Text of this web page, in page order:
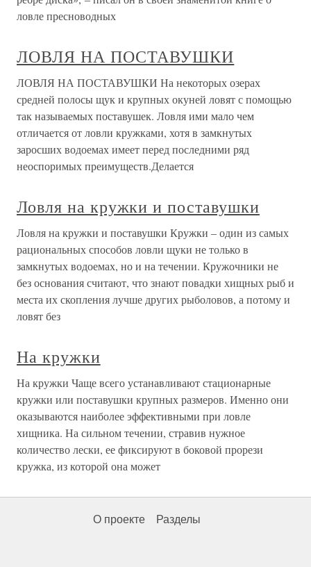
ловле пресноводных
ЛОВЛЯ НА ПОСТАВУШКИ
ЛОВЛЯ НА ПОСТАВУШКИ На некоторых озерах
средней полосы щук и крупных окуней ловят с помощью
так называемых поставушек. Ловля ими мало чем
отличается от ловли кружками, хотя в замкнутых
заросших водоемах имеет перед последними ряд
неоспоримых преимуществ.Делается
Ловля на кружки и поставушки
Ловля на кружки и поставушки Кружки – один из самых
рациональных способов ловли щуки не только в
замкнутых водоемах, но и на течении. Кружочники не
без основания считают, что знают повадки хищных рыб и
места их скопления лучше других рыболовов, а потому и
ловят без
На кружки
На кружки Чаще всего устанавливают стационарные
кружки или поставушки крупных размеров. Именно они
оказываются наиболее эффективными при ловле
хищника. На сильном течении, стравив нужное
количество лески, ее фиксируют в боковой прорези
кружка, из которой она может
О проекте Разделы